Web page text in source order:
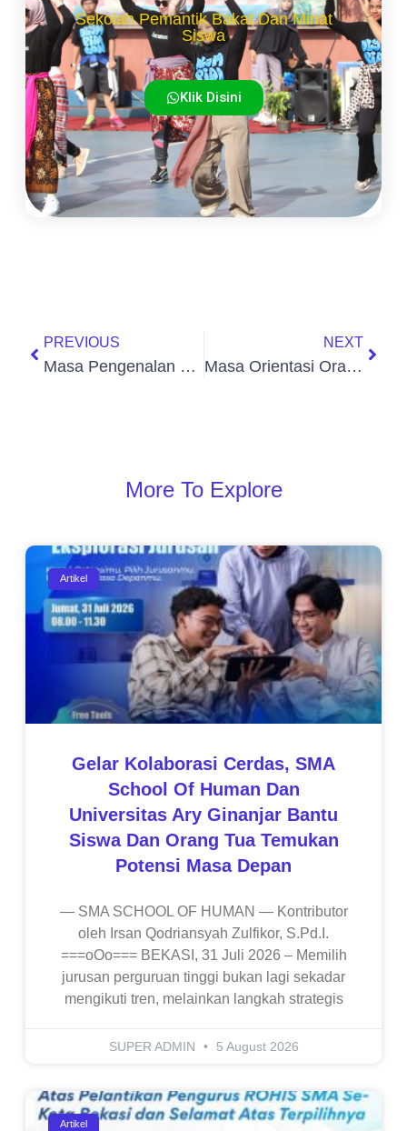
Sekolah Pemantik Bakat Dan Minat
Siswa
Klik Disini
PREVIOUS
Masa Pengenalan Lingkungan Sekolah (MPLS) Day 5 Tapel 25-26
NEXT
Masa Orientasi Orang Tua (MOOT) 2 Tapel 25-26
More To Explore
Artikel
Gelar Kolaborasi Cerdas, SMA
School Of Human Dan
Universitas Ary Ginanjar Bantu
Siswa Dan Orang Tua Temukan
Potensi Masa Depan
— SMA SCHOOL OF HUMAN — Kontributor
oleh Irsan Qodriansyah Zulfikor, S.Pd.I.
===oOo=== BEKASI, 31 Juli 2026 – Memilih
jurusan perguruan tinggi bukan lagi sekadar
mengikuti tren, melainkan langkah strategis
SUPER ADMIN 5 August 2026
Artikel